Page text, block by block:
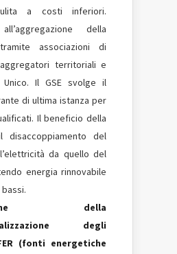
a costi inferiori.
della
associazioni di
territoriali e
Unico. Il GSE svolge il
di ultima istanza per
Il beneficio della
del
da quello del
energia rinnovabile
della
degli
(fonti energetiche